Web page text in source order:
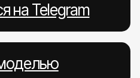
на Telegram